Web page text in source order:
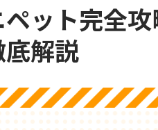
ット完全
解説